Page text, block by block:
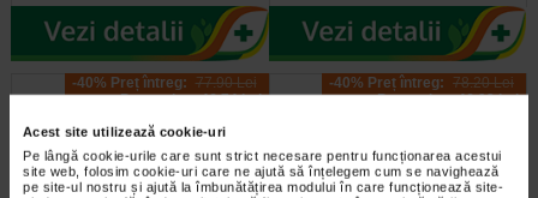
Acest site utilizează cookie-uri
Pe lângă cookie-urile care sunt strict necesare pentru funcționarea acestui
site web, folosim cookie-uri care ne ajută să înțelegem cum se navighează
pe site-ul nostru și ajută la îmbunătățirea modului în care funcționează site-
-40% Preț întreg: 77.90 Lei
Preț redus: 46.74 Lei
-40% Preț întreg: 78.20 Lei
Preț redus: 46.92 Lei